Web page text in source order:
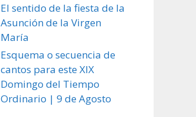
El sentido de la fiesta de la
Asunción de la Virgen
María
Esquema o secuencia de
cantos para este XIX
Domingo del Tiempo
Ordinario | 9 de Agosto